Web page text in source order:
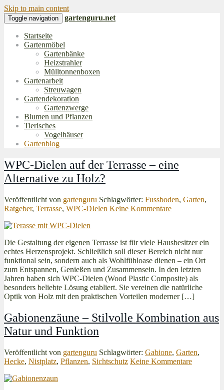
Skip to main content
Toggle navigation gartenguru.net
Startseite
Gartenmöbel
Gartenbänke
Heizstrahler
Mülltonnenboxen
Gartenarbeit
Streuwagen
Gartendekoration
Gartenzwerge
Blumen und Pflanzen
Tierisches
Vogelhäuser
Gartenblog
WPC-Dielen auf der Terrasse – eine
Alternative zu Holz?
Veröffentlicht von gartenguru Schlagwörter: Fussboden, Garten,
Ratgeber, Terrasse, WPC-DIelen Keine Kommentare
Die Gestaltung der eigenen Terrasse ist für viele Hausbesitzer ein
echtes Herzensprojekt. Schließlich soll dieser Bereich nicht nur
funktional sein, sondern auch als Wohlfühloase dienen – ein Ort
zum Entspannen, Genießen und Zusammensein. In den letzten
Jahren haben sich WPC-Dielen (Wood Plastic Composite) als
besonders beliebte Lösung etabliert. Sie vereinen die natürliche
Optik von Holz mit den praktischen Vorteilen moderner […]
Gabionenzäune – Stilvolle Kombination aus
Natur und Funktion
Veröffentlicht von gartenguru Schlagwörter: Gabione, Garten,
Hecke, Nistplatz, Pflanzen, Sichtschutz Keine Kommentare